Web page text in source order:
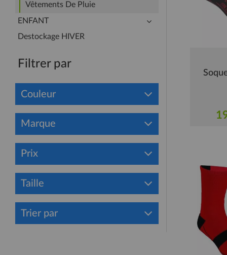
Vêtements De Pluie
ENFANT
Destockage HIVER
Filtrer par
Couleur
Marque
Prix
Taille
Trier par